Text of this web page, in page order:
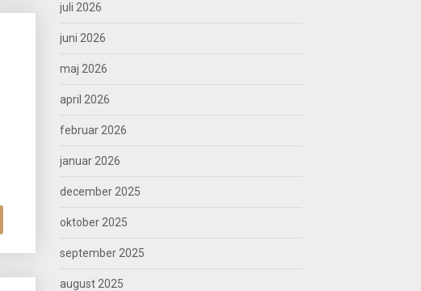
juli 2026
juni 2026
maj 2026
april 2026
februar 2026
januar 2026
december 2025
oktober 2025
september 2025
august 2025